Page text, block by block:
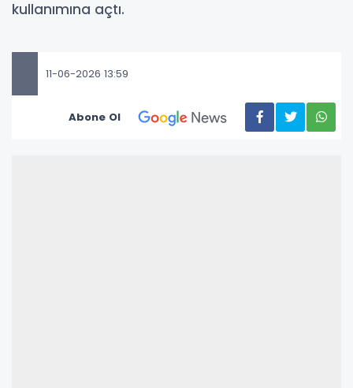
kullanımına açtı.
11-06-2026 13:59
Abone Ol